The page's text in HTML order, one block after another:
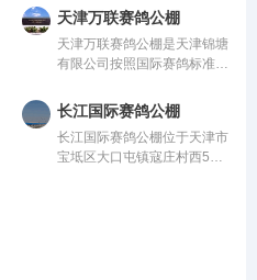
华鸿建筑工程有限公司、天津
市嘉祥建筑劳务有限公司、天
津市森格艺林建筑有限公司承
办，天
天津万联赛鸽公棚
天津万联赛鸽公棚是天津锦塘
有限公司按照国际赛鸽标准组
产业的大型信鸽基地。万联赛
鸽依托天津锦塘新能源科技发
展有限公司和天津市锦塘信鸽
培育
长江国际赛鸽公棚
长江国际赛鸽公棚位于天津市
宝坻区大口屯镇寇庄村西500